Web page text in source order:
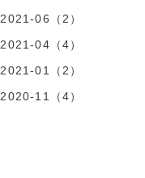
2021-06（2）
2021-04（4）
2021-01（2）
2020-11（4）